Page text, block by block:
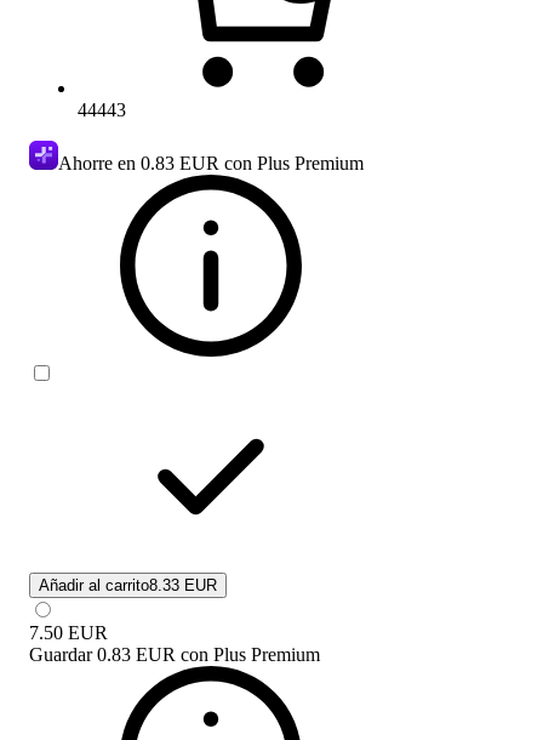
44443
Ahorre en 0.83 EUR con Plus Premium
Añadir al carrito8.33 EUR
7.50 EUR
Guardar 0.83 EUR con Plus Premium